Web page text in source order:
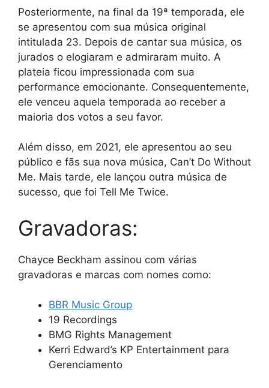
Posteriormente, na final da 19ª temporada, ele
se apresentou com sua música original
intitulada 23. Depois de cantar sua música, os
jurados o elogiaram e admiraram muito. A
plateia ficou impressionada com sua
performance emocionante. Consequentemente,
ele venceu aquela temporada ao receber a
maioria dos votos a seu favor.
Além disso, em 2021, ele apresentou ao seu
público e fãs sua nova música, Can’t Do Without
Me. Mais tarde, ele lançou outra música de
sucesso, que foi Tell Me Twice.
Gravadoras:
Chayce Beckham assinou com várias
gravadoras e marcas com nomes como:
BBR Music Group
19 Recordings
BMG Rights Management
Kerri Edward’s KP Entertainment para
Gerenciamento